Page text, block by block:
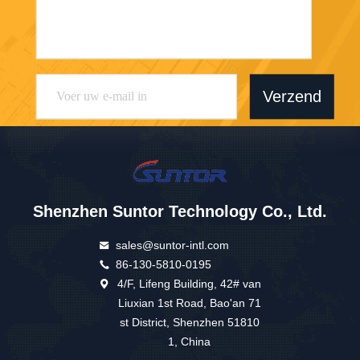
Verzend
Shenzhen Suntor Technology Co., Ltd.
sales@suntor-intl.com
86-130-5810-0195
4/F, Lifeng Building, 42# van
Liuxian 1st Road, Bao'an 71
st District, Shenzhen 51810
1, China